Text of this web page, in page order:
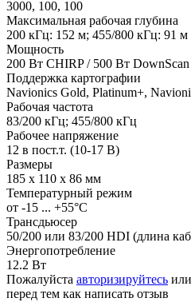
3000, 100, 100
Максимальная рабочая глубина
200 кГц: 152 м; 455/800 кГц: 91 м
Мощность
200 Вт CHIRP / 500 Вт
Поддержка картографии
Navionics Gold, Platinum+,
Рабочая частота
83/200 кГц; 455/800 кГц
Рабочее напряжение
12 в пост.т. (10-17 В)
Размеры
185 х 110 х 86 мм
Температурный режим
от -15 ... +55°C
Трансдьюсер
50/200 или 83/200 HDI (длина
Энергопотребление
12.2 Вт
Пожалуйста авторизируйтесь или
перед тем как написать отзыв